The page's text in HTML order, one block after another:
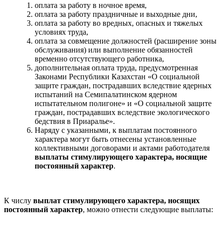
оплата за работу в ночное время,
оплата за работу праздничные и выходные дни,
оплата за работу во вредных, опасных и тяжелых
условиях труда,
оплата за совмещение должностей (расширение зоны
обслуживания) или выполнение обязанностей
временно отсутствующего работника,
дополнительная оплата труда, предусмотренная
Законами Республики Казахстан «О социальной
защите граждан, пострадавших вследствие ядерных
испытаний на Семипалатинском ядерном
испытательном полигоне» и «О социальной защите
граждан, пострадавших вследствие экологического
бедствия в Приаралье».
Наряду с указанными, к выплатам постоянного
характера могут быть отнесены установленные
коллективными договорами и актами работодателя
выплаты стимулирующего характера, носящие
постоянный характер.
К числу выплат стимулирующего характера, носящих
постоянный характер, можно отнести следующие выплаты: